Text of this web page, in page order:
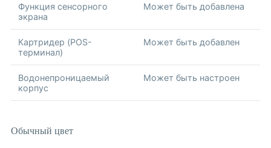
Функция сенсорного
экрана
Может быть добавлена
Картридер (POS-
терминал)
Может быть добавлен
Водонепроницаемый
корпус
Может быть настроен
Обычный цвет